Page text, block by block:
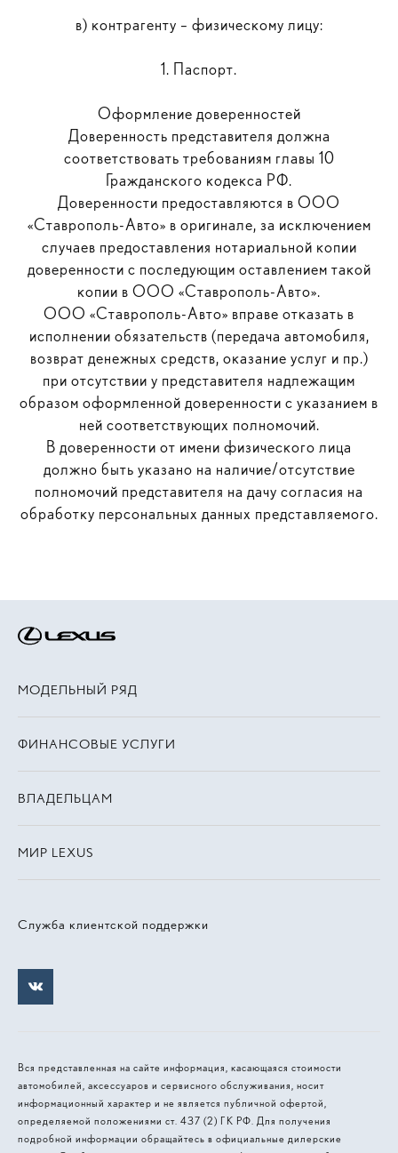
в) контрагенту – физическому лицу:
1. Паспорт.
Оформление доверенностей
Доверенность представителя должна
соответствовать требованиям главы 10
Гражданского кодекса РФ.
Доверенности предоставляются в ООО
«Ставрополь-Авто» в оригинале, за исключением
случаев предоставления нотариальной копии
доверенности с последующим оставлением такой
копии в ООО «Ставрополь-Авто».
ООО «Ставрополь-Авто» вправе отказать в
исполнении обязательств (передача автомобиля,
возврат денежных средств, оказание услуг и пр.)
при отсутствии у представителя надлежащим
образом оформленной доверенности с указанием в
ней соответствующих полномочий.
В доверенности от имени физического лица
должно быть указано на наличие/отсутствие
полномочий представителя на дачу согласия на
обработку персональных данных представляемого.
Служба клиентской поддержки
МОДЕЛЬНЫЙ РЯД
ФИНАНСОВЫЕ УСЛУГИ
ВЛАДЕЛЬЦАМ
МИР LEXUS
Вся представленная на сайте информация, касающаяся стоимости
автомобилей, аксессуаров и сервисного обслуживания, носит
информационный характер и не является публичной офертой,
определяемой положениями ст. 437 (2) ГК РФ. Для получения
подробной информации обращайтесь в официальные дилерские